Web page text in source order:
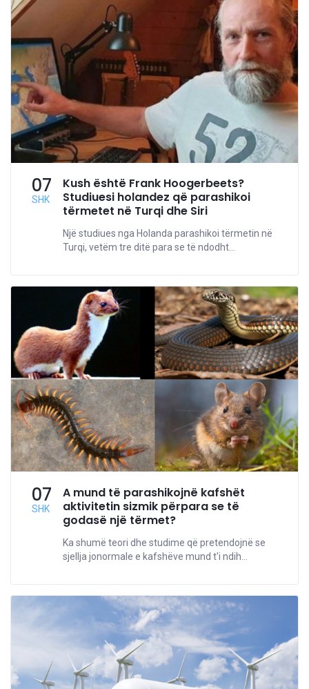
07
SHK
Kush është Frank Hoogerbeets?
Studiuesi holandez që parashikoi
tërmetet në Turqi dhe Siri
Një studiues nga Holanda parashikoi tërmetin në
Turqi, vetëm tre ditë para se të ndodht...
07
SHK
A mund të parashikojnë kafshët
aktivitetin sizmik përpara se të
godasë një tërmet?
Ka shumë teori dhe studime që pretendojnë se
sjellja jonormale e kafshëve mund t'i ndih...